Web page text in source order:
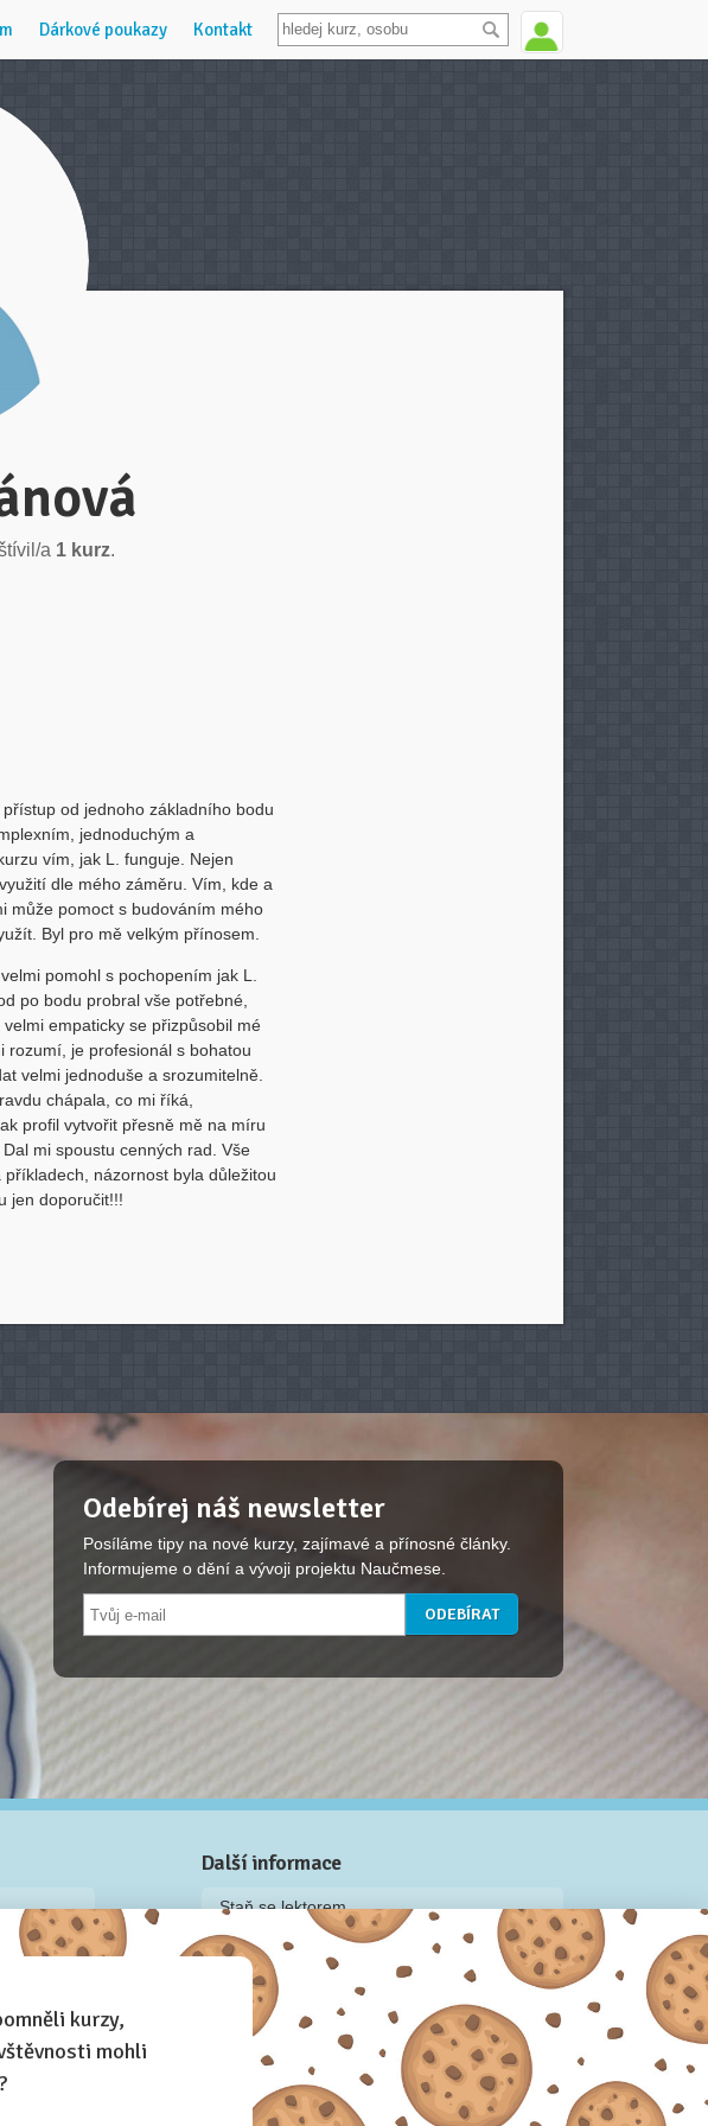
Dárkové poukazy Kontakt
a 1 kurz.
od jednoho základního bodu
jednoduchým a
vím, jak L. funguje. Nejen
dle mého záměru. Vím, kde a
může pomoct s budováním mého
Byl pro mě velkým přínosem.
pomohl s pochopením jak L.
po bodu probral vše potřebné,
empaticky se přizpůsobil mé
rozumí, je profesionál s bohatou
velmi jednoduše a srozumitelně.
chápala, co mi říká,
profil vytvořit přesně mě na míru
mi spoustu cenných rad. Vše
názornost byla důležitou
jen doporučit!!!
Odebírej náš newsletter
Posíláme tipy na nové kurzy, zajímavé a přínosné články.
Informujeme o dění a vývoji projektu Naučmese.
články
Další informace
Staň se lektorem
Video: Jak připravit kurz na Naučmese
Často kladené dotazy
Dárkové poukazy
Podmínky užívání
Obchodní podmínky
kurzy,
mohli